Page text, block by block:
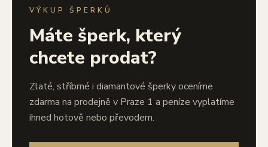
VÝKUP ŠPERKŮ
Máte šperk, který
chcete prodat?
Zlaté, stříbrné i diamantové šperky oceníme
zdarma na prodejně v Praze 1 a peníze vyplatíme
ihned hotově nebo převodem.